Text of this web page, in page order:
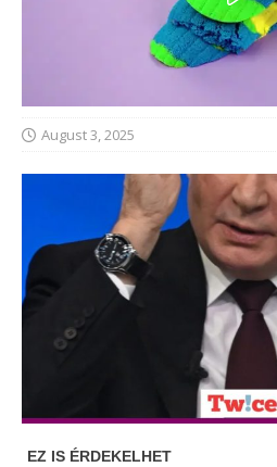
August 3, 2025